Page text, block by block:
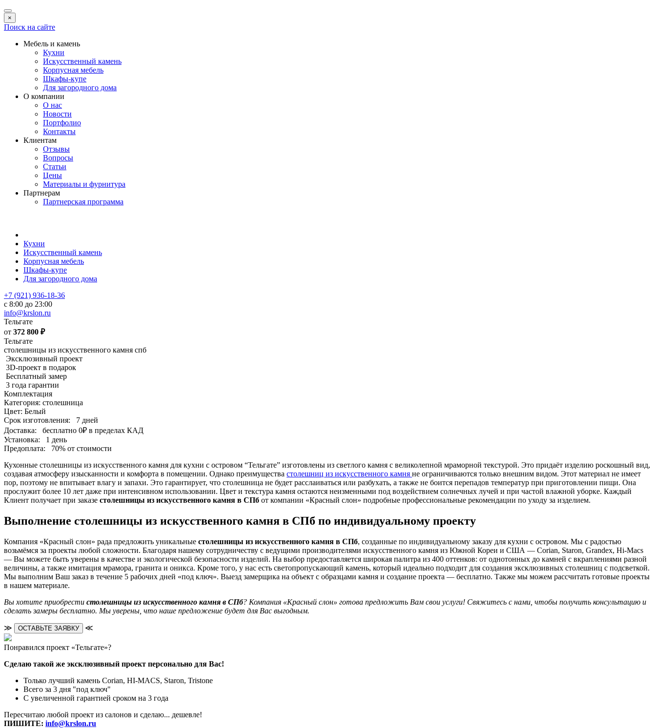
×
Поиск на сайте
Мебель и камень
Кухни
Искусственный камень
Корпусная мебель
Шкафы-купе
Для загородного дома
О компании
О нас
Новости
Портфолио
Контакты
Клиентам
Отзывы
Вопросы
Статьи
Цены
Материалы и фурнитура
Партнерам
Партнерская программа
Кухни
Искусственный камень
Корпусная мебель
Шкафы-купе
Для загородного дома
+7 (921) 936-18-36
с 8:00 до 23:00
info@krslon.ru
Тельгате
от 372 800 ₽
Тельгате
столешницы из искусственного камня спб
Эксклюзивный проект
3D-проект в подарок
Бесплатный замер
3 года гарантии
Комплектация
Категория: столешница
Цвет: Белый
Срок изготовления:
7 дней
Доставка:
бесплатно 0₽ в пределах КАД
Установка:
1 день
Предоплата:
70% от стоимости
Кухонные столешницы из искусственного камня для кухни с островом “Тельгате” изготовлены из светлого камня с великолепной мраморной текстурой. Это придаёт изделию роскошный вид,
создавая атмосферу изысканности и комфорта в помещении. Однако преимущества столешниц из искусственного камня не ограничиваются только внешним видом. Этот материал не имеет
пор, поэтому не впитывает влагу и запахи. Это гарантирует, что столешница не будет расслаиваться или разбухать, а также не боится перепадов температур при приготовлении пищи. Она
прослужит более 10 лет даже при интенсивном использовании. Цвет и текстура камня остаются неизменными под воздействием солнечных лучей и при частой влажной уборке. Каждый
Клиент получает при заказе столешницы из искусственного камня в СПб от компании «Красный слон» подробные профессиональные рекомендации по уходу за изделием.
Выполнение столешницы из искусственного камня в СПб по индивидуальному проекту
Компания «Красный слон» рада предложить уникальные столешницы из искусственного камня в СПб, созданные по индивидуальному заказу для кухни с островом. Мы с радостью
возьмёмся за проекты любой сложности. Благодаря нашему сотрудничеству с ведущими производителями искусственного камня из Южной Кореи и США — Corian, Staron, Grandex, Hi-Macs
— Вы можете быть уверены в качестве и экологической безопасности изделий. На выбор предоставляется широкая палитра из 400 оттенков: от однотонных до камней с вкраплениями разной
величины, а также имитация мрамора, гранита и оникса. Кроме того, у нас есть светопропускающий камень, который идеально подходит для создания эксклюзивных столешниц с подсветкой.
Мы выполним Ваш заказ в течение 5 рабочих дней «под ключ». Выезд замерщика на объект с образцами камня и создание проекта — бесплатно. Также мы можем рассчитать готовые проекты
в нашем материале.
Вы хотите приобрести столешницы из искусственного камня в СПб? Компания «Красный слон» готова предложить Вам свои услуги! Свяжитесь с нами, чтобы получить консультацию и
сделать замеры бесплатно. Мы уверены, что наше предложение будет для Вас выгодным.
≫ ОСТАВЬТЕ ЗАЯВКУ ≪
Понравился проект «Тельгате»?
Сделаю такой же эксклюзивный проект персонально для Вас!
Только лучший камень Corian, HI-MACS, Staron, Tristone
Всего за 3 дня "под ключ"
С увеличенной гарантией сроком на 3 года
Пересчитаю любой проект из салонов и сделаю... дешевле!
ПИШИТЕ: info@krslon.ru